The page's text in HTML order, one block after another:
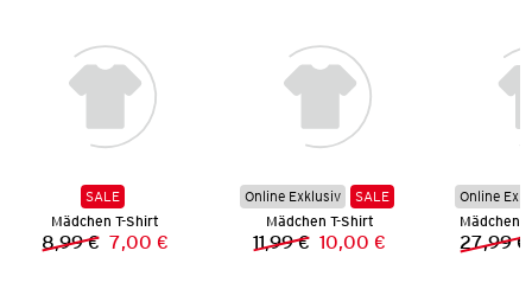
SALE
Mädchen T-Shirt
Vorheriger Preis:
8,99 € Neuer Preis:
7,00 €
Online Exklusiv
SALE
Mädchen T-Shirt
Vorheriger Preis:
11,99 € Neuer Preis:
10,00 €
Online
Mädchen
27,99 €